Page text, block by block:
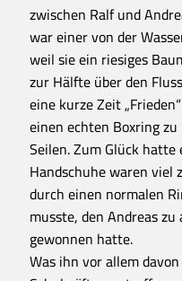
zwischen Ralf und
war einer von der
weil sie ein riesiges
zur Hälfte über den
eine kurze Zeit
einen echten Boxring
Seilen. Zum Glück
Handschuhe waren viel
durch einen normalen
musste, den Andreas
gewonnen hatte.
Was ihn vor allem